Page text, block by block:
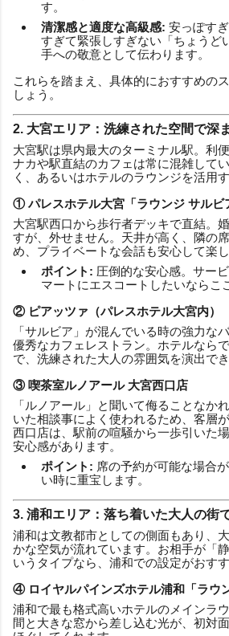
す。
清潔感と適度な高級感: 安っぽす
すぎて緊張しすぎない「ちょうど
手への敬意として伝わります。
これらを踏まえ、具体的におすすめの
しょう。
2. 大宮エリア：洗練された空間で深
大宮駅は県内最大のターミナル駅。利
ナカや駅直結のカフェは常に混雑して
く、あるいはホテルのラウンジを活用
① パレスホテル大宮「ラウンジ サルビ
大宮駅西口から歩行者デッキで直結。
すが、外せません。天井が高く、隣の
め、プライベートな会話も安心して楽し
ポイント: 圧倒的な安心感。サー
マートにエスコートしたいならこ
② ピアッツァ（パレスホテル大宮内）
「サルビア」が混んでいる時の強力な
優秀なカフェレストラン。ホテルなら
で、洗練された大人の雰囲気を演出でき
③ 喫茶室ルノアール 大宮西口店
「ルノアール」と聞いて侮ることなか
いた相談事によく使われるため、客層
西口店は、駅前の喧騒から一歩引いた
安心感があります。
ポイント: 席の予約が可能な場合
い時に重宝します。
3. 浦和エリア：落ち着いた大人の街
浦和は文教都市としての側面もあり、
かな空気が流れています。お相手が「
いうタイプなら、浦和での設定がおすす
④ ロイヤルパインズホテル浦和「ラウ
浦和で最も格式高いホテルのメインラ
間と大きな窓から差し込む光が、初対